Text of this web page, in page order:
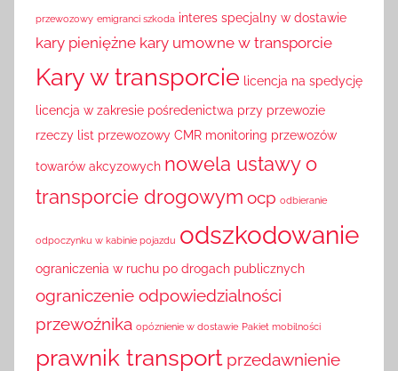
przewozowy emigranci szkoda interes specjalny w dostawie
kary pieniężne kary umowne w transporcie
Kary w transporcie licencja na spedycję
licencja w zakresie pośredenictwa przy przewozie
rzeczy list przewozowy CMR monitoring przewozów
towarów akcyzowych nowela ustawy o
transporcie drogowym ocp odbieranie
odpoczynku w kabinie pojazdu odszkodowanie
ograniczenia w ruchu po drogach publicznych
ograniczenie odpowiedzialności
przewoźnika opóznienie w dostawie Pakiet mobilności
prawnik transport przedawnienie